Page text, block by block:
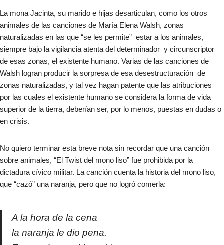
La mona Jacinta, su marido e hijas desarticulan, como los otros
animales de las canciones de María Elena Walsh, zonas
naturalizadas en las que “se les permite” estar a los animales,
siempre bajo la vigilancia atenta del determinador y circunscriptor
de esas zonas, el existente humano. Varias de las canciones de
Walsh logran producir la sorpresa de esa desestructuración de
zonas naturalizadas, y tal vez hagan patente que las atribuciones
por las cuales el existente humano se considera la forma de vida
superior de la tierra, deberían ser, por lo menos, puestas en dudas o
en crisis.​
No quiero terminar esta breve nota sin recordar que una canción
sobre animales, “El Twist del mono liso” fue prohibida por la
dictadura cívico militar. La canción cuenta la historia del mono liso,
que “cazó” una naranja, pero que no logró comerla:
A la hora de la cena
la naranja le dio pena.